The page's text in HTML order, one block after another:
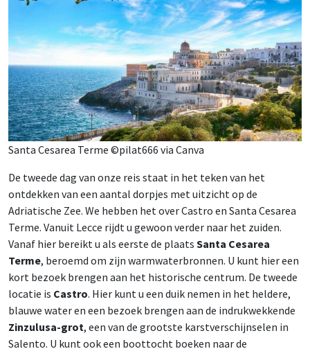
Santa Cesarea Terme ©pilat666 via Canva
De tweede dag van onze reis staat in het teken van het
ontdekken van een aantal dorpjes met uitzicht op de
Adriatische Zee. We hebben het over Castro en Santa Cesarea
Terme. Vanuit Lecce rijdt u gewoon verder naar het zuiden.
Vanaf hier bereikt u als eerste de plaats Santa Cesarea
Terme, beroemd om zijn warmwaterbronnen. U kunt hier een
kort bezoek brengen aan het historische centrum. De tweede
locatie is Castro. Hier kunt u een duik nemen in het heldere,
blauwe water en een bezoek brengen aan de indrukwekkende
Zinzulusa-grot, een van de grootste karstverschijnselen in
Salento. U kunt ook een boottocht boeken naar de